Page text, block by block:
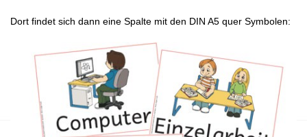
Dort findet sich dann eine Spalte mit den DIN A5 quer Symbolen: